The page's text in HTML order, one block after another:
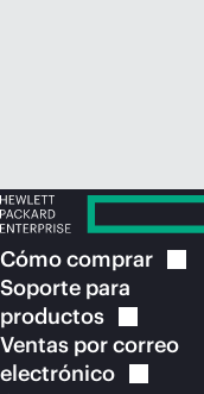
Cómocomprar
Soporte para
productos
Ventas por correo
electrónico